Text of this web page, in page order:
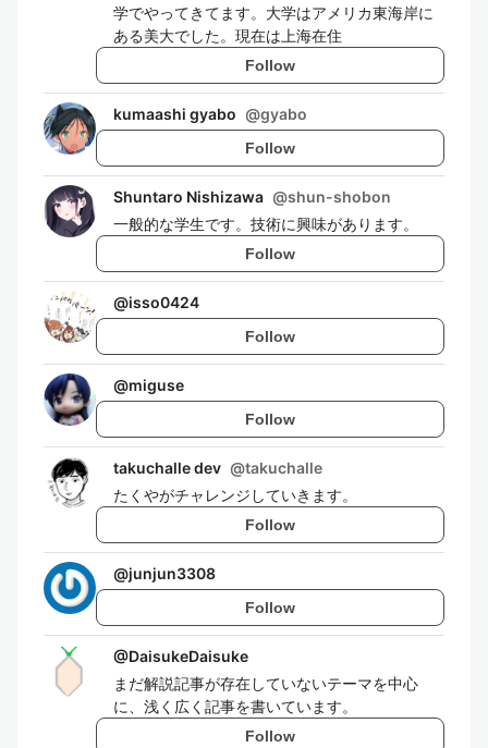
学でやってきてます。大学はアメリカ東海岸に
ある美大でした。現在は上海在住
Follow
kumaashi gyabo @gyabo
Follow
Shuntaro Nishizawa @shun-shobon
一般的な学生です。技術に興味があります。
Follow
@isso0424
Follow
@miguse
Follow
takuchalle dev @takuchalle
たくやがチャレンジしていきます。
Follow
@junjun3308
Follow
@DaisukeDaisuke
まだ解説記事が存在していないテーマを中心
に、浅く広く記事を書いています。
Follow